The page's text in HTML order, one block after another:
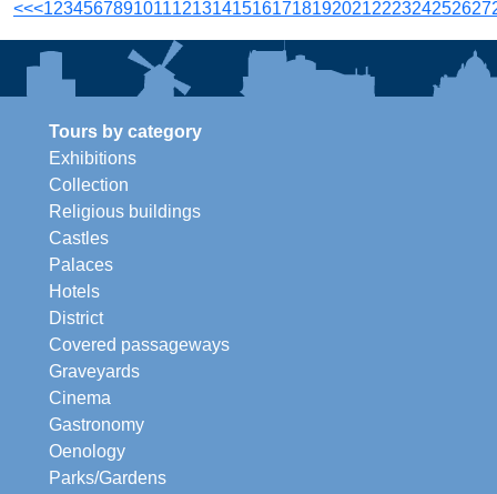
<<<123456789101112131415161718192021222324252627
Tours by category
Exhibitions
Collection
Religious buildings
Castles
Palaces
Hotels
District
Covered passageways
Graveyards
Cinema
Gastronomy
Oenology
Parks/Gardens